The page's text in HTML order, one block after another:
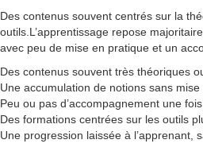
Des contenus souvent centrés sur la
outils.L’apprentissage repose
avec peu de mise en pratique et un
Des contenus souvent très théoriques
Une accumulation de notions sans
Peu ou pas d’accompagnement une
Des formations centrées sur les outils
Une progression laissée à l’apprenant,